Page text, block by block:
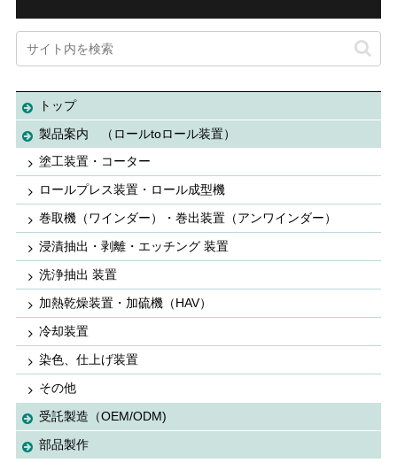
トップ
製品案内 （ロールtoロール装置）
塗工装置・コーター
ロールプレス装置・ロール成型機
巻取機（ワインダー）・巻出装置（アンワインダー）
浸漬抽出・剥離・エッチング 装置
洗浄抽出 装置
加熱乾燥装置・加硫機（HAV）
冷却装置
染色、仕上げ装置
その他
受託製造（OEM/ODM)
部品製作